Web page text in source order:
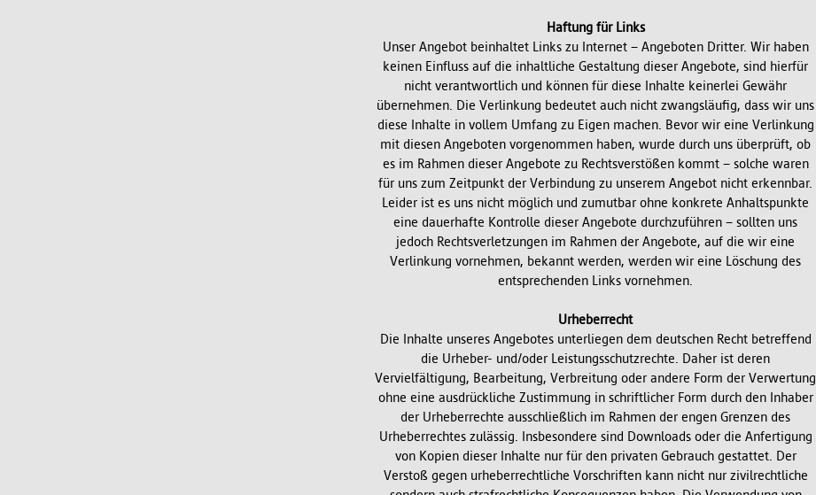
Haftung für Links
Unser Angebot beinhaltet Links zu Internet – Angeboten Dritter. Wir haben
keinen Einfluss auf die inhaltliche Gestaltung dieser Angebote, sind hierfür
nicht verantwortlich und können für diese Inhalte keinerlei Gewähr
übernehmen. Die Verlinkung bedeutet auch nicht zwangsläufig, dass wir uns
diese Inhalte in vollem Umfang zu Eigen machen. Bevor wir eine Verlinkung
mit diesen Angeboten vorgenommen haben, wurde durch uns überprüft, ob
es im Rahmen dieser Angebote zu Rechtsverstößen kommt – solche waren
für uns zum Zeitpunkt der Verbindung zu unserem Angebot nicht erkennbar.
Leider ist es uns nicht möglich und zumutbar ohne konkrete Anhaltspunkte
eine dauerhafte Kontrolle dieser Angebote durchzuführen – sollten uns
jedoch Rechtsverletzungen im Rahmen der Angebote, auf die wir eine
Verlinkung vornehmen, bekannt werden, werden wir eine Löschung des
entsprechenden Links vornehmen.
Urheberrecht
Die Inhalte unseres Angebotes unterliegen dem deutschen Recht betreffend
die Urheber- und/oder Leistungsschutzrechte. Daher ist deren
Vervielfältigung, Bearbeitung, Verbreitung oder andere Form der Verwertung
ohne eine ausdrückliche Zustimmung in schriftlicher Form durch den Inhaber
der Urheberrechte ausschließlich im Rahmen der engen Grenzen des
Urheberrechtes zulässig. Insbesondere sind Downloads oder die Anfertigung
von Kopien dieser Inhalte nur für den privaten Gebrauch gestattet. Der
Verstoß gegen urheberrechtliche Vorschriften kann nicht nur zivilrechtliche